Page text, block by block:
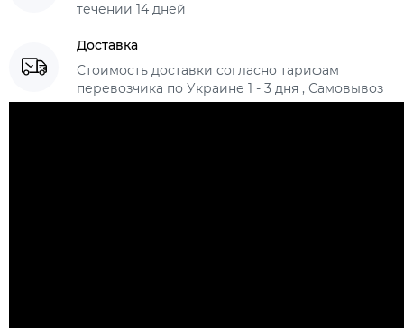
течении 14 дней
Доставка
Стоимость доставки согласно тарифам
перевозчика по Украине 1 - 3 дня , Самовывоз